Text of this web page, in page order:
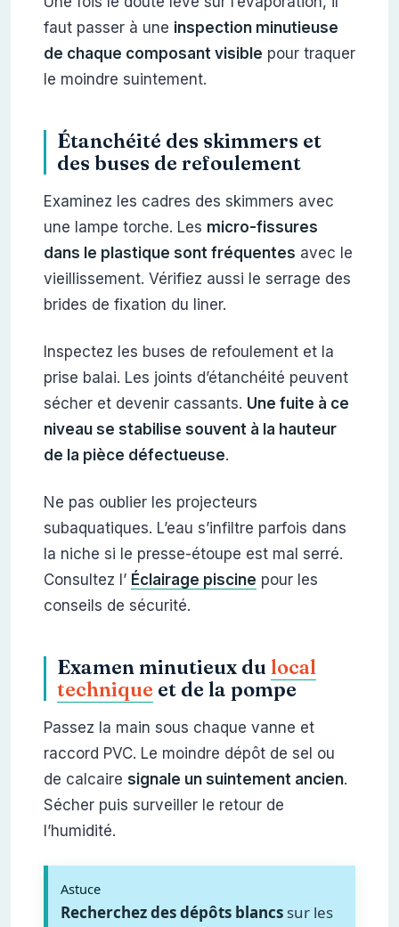
faut passer à une inspection minutieuse
de chaque composant visible pour traquer
le moindre suintement.
Étanchéité des skimmers et
des buses de refoulement
Examinez les cadres des skimmers avec
une lampe torche. Les micro-fissures
dans le plastique sont fréquentes avec le
vieillissement. Vérifiez aussi le serrage des
brides de fixation du liner.
Inspectez les buses de refoulement et la
prise balai. Les joints d’étanchéité peuvent
sécher et devenir cassants. Une fuite à ce
niveau se stabilise souvent à la hauteur
de la pièce défectueuse.
Ne pas oublier les projecteurs
subaquatiques. L’eau s’infiltre parfois dans
la niche si le presse-étoupe est mal serré.
Consultez l’ Éclairage piscine pour les
conseils de sécurité.
Examen minutieux du local
technique et de la pompe
Passez la main sous chaque vanne et
raccord PVC. Le moindre dépôt de sel ou
de calcaire signale un suintement ancien.
Sécher puis surveiller le retour de
l’humidité.
Astuce
Recherchez des dépôts blancs sur les